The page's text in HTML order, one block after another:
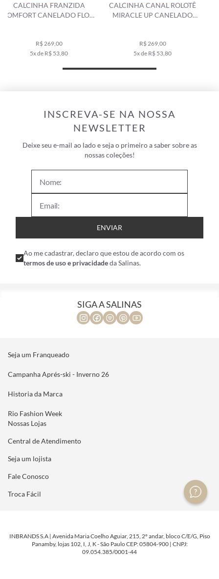
CALCINHA CANAL ROLOTÊ
MIRACLE UP CANELADO
R$ 269,00
5x de R$ 53,80
CALCINHA FRANZIDA
COMFORT CANELADO GEO
R$ 259,00
5x de R$ 51,80
INSCREVA-SE NA NOSSA
NEWSLETTER
Deixe seu e-mail ao lado e seja o primeiro a saber sobre as
nossas coleções!
ENVIAR
Ao me cadastrar, declaro que estou de acordo com os
termos de uso e privacidadeda Salinas.
SIGA A SALINAS
Seja um Franqueado
Campanha Aprés-ski - Inverno 26
Historia da Marca
Rio Fashion Week
Nossas Lojas
Central de Atendimento
Seja um lojista
Fale Conosco
Troca Fácil
INBRANDS S.A | Avenida Maria Coelho Aguiar, 215, 2º andar, bloco C/E/G, Piso
Panamby, lojas 102, I, J, K - São Paulo CEP: 05804-900 | CNPJ:
09.054.385/0001-44